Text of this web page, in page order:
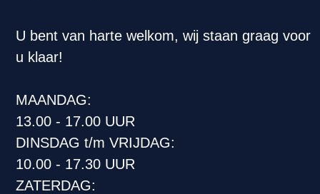
U bent van harte welkom, wij staan graag voor
u klaar!
MAANDAG:
13.00 - 17.00 UUR
DINSDAG t/m VRIJDAG:
10.00 - 17.30 UUR
ZATERDAG: